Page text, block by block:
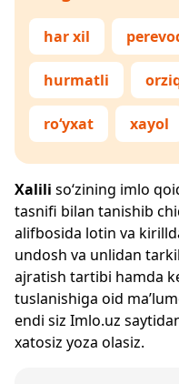
har xil
hurmatli
ro‘yxat xayol
Xalili so‘zining imlo
tasnifi bilan tanishib
alifbosida lotin va
undosh va unlidan
ajratish tartibi hamda
tuslanishiga oid
endi siz Imlo.uz
xatosiz yoza olasiz.